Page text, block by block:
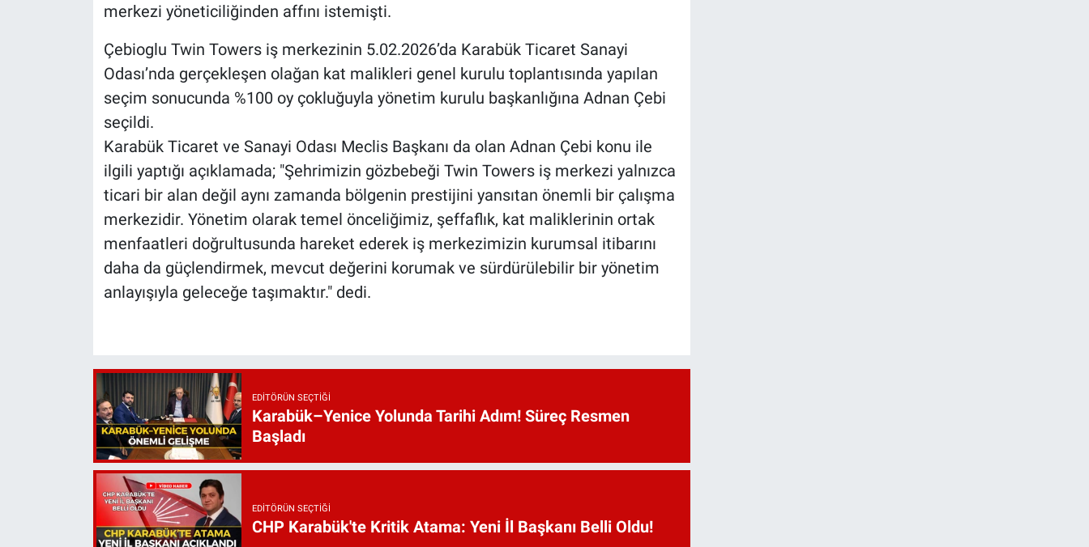
merkezi yöneticiliğinden affını istemişti.
Çebioglu Twin Towers iş merkezinin 5.02.2026’da Karabük Ticaret Sanayi
Odası’nda gerçekleşen olağan kat malikleri genel kurulu toplantısında yapılan
seçim sonucunda %100 oy çokluğuyla yönetim kurulu başkanlığına Adnan Çebi
seçildi.
Karabük Ticaret ve Sanayi Odası Meclis Başkanı da olan Adnan Çebi konu ile
ilgili yaptığı açıklamada; "Şehrimizin gözbebeği Twin Towers iş merkezi yalnızca
ticari bir alan değil aynı zamanda bölgenin prestijini yansıtan önemli bir çalışma
merkezidir. Yönetim olarak temel önceliğimiz, şeffaflık, kat maliklerinin ortak
menfaatleri doğrultusunda hareket ederek iş merkezimizin kurumsal itibarını
daha da güçlendirmek, mevcut değerini korumak ve sürdürülebilir bir yönetim
anlayışıyla geleceğe taşımaktır." dedi.
EDITÖRÜN SEÇTIĞI
Karabük–Yenice Yolunda Tarihi Adım! Süreç Resmen
Başladı
EDITÖRÜN SEÇTIĞI
CHP Karabük'te Kritik Atama: Yeni İl Başkanı Belli Oldu!